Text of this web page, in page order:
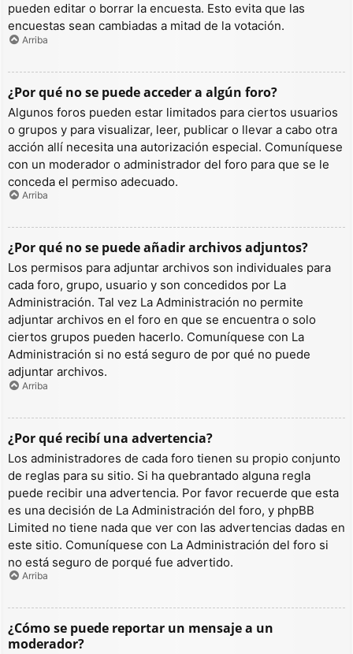
pueden editar o borrar la encuesta. Esto evita que las
encuestas sean cambiadas a mitad de la votación.
Arriba
¿Por qué no se puede acceder a algún foro?
Algunos foros pueden estar limitados para ciertos usuarios
o grupos y para visualizar, leer, publicar o llevar a cabo otra
acción allí necesita una autorización especial. Comuníquese
con un moderador o administrador del foro para que se le
conceda el permiso adecuado.
Arriba
¿Por qué no se puede añadir archivos adjuntos?
Los permisos para adjuntar archivos son individuales para
cada foro, grupo, usuario y son concedidos por La
Administración. Tal vez La Administración no permite
adjuntar archivos en el foro en que se encuentra o solo
ciertos grupos pueden hacerlo. Comuníquese con La
Administración si no está seguro de por qué no puede
adjuntar archivos.
Arriba
¿Por qué recibí una advertencia?
Los administradores de cada foro tienen su propio conjunto
de reglas para su sitio. Si ha quebrantado alguna regla
puede recibir una advertencia. Por favor recuerde que esta
es una decisión de La Administración del foro, y phpBB
Limited no tiene nada que ver con las advertencias dadas en
este sitio. Comuníquese con La Administración del foro si
no está seguro de porqué fue advertido.
Arriba
¿Cómo se puede reportar un mensaje a un
moderador?